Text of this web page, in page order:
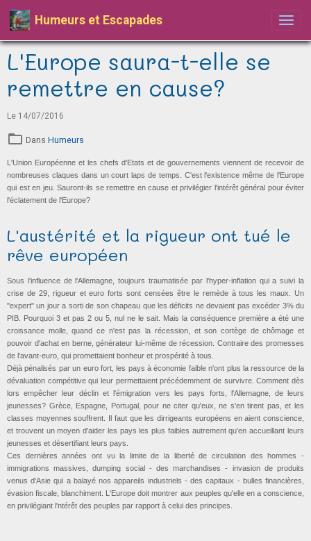
Humeurs et Escapades
L'Europe saura-t-elle se
remettre en cause?
Le 14/07/2016
Dans Humeurs
L'Union Européenne et les chefs d'Etats et de gouvernements viennent de recevoir de
nombreuses claques dans un court laps de temps. C'est l'existence même de l'Europe
qui est en jeu. Sauront-ils se remettre en cause et privilégier l'intérêt général pour éviter
l'éclatement de l'Europe?
L'austérité et la rigueur ont tué le
rêve européen
Sous l'influence de l'Allemagne, toujours traumatisée par l'hyper-inflation qui a suivi la
crise de 29, rigueur et euro forts sont censées être le remède à tous les maux. Un
"expert" un jour a sorti de son chapeau que les déficits ne devaient pas excéder 3% du
PIB. Pourquoi 3 et pas 2 ou 5, nul ne le sait. Mais la conséquence première a été une
croissance molle, quand ce n'est pas la récession, et son cortège de chômage et
pouvoir d'achat en berne, générateur lui-même de récession. Contraire des promesses
de l'avant-euro, qui promettaient bonheur et prospérité à tous.
Déjà pénalisés par un euro fort, les pays à économie faible n'ont plus la ressource de la
dévaluation compétitive qui leur permettaient précédemment de survivre. Comment dès
lors empêcher leur déclin et l'émigration vers les pays forts, l'Allemagne, de leurs
jeunesses? Grèce, Espagne, Portugal, pour ne citer qu'eux, ne s'en tirent pas, et les
classes moyennes souffrent. Il faut que les dirrigeants européens en aient conscience,
et trouvent un moyen d'aider les pays les plus faibles autrement qu'en accueillant leurs
jeunesses et désertifiant leurs pays.
Ces dernières années ont vu la limite de la liberté de circulation des hommes -
immigrations massives, dumping social - des marchandises - invasion de produits
venus d'Asie qui a balayé nos appareils industriels - des capitaux - bulles financières,
évasion fiscale, blanchiment. L'Europe doit montrer aux peuples qu'elle en a conscience,
en privilégiant l'ntérêt des peuples par rapport à celui des principes.